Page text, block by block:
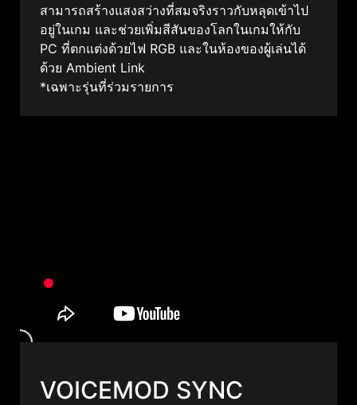
สามารถสร้างแสงสว่างที่สมจริงราวกับหลุดเข้าไป
อยู่ในเกม และช่วยเพิ่มสีสันของโลกในเกมให้กับ
PC ที่ตกแต่งด้วยไฟ RGB และในห้องของผู้เล่นได้
ด้วย Ambient Link
*เฉพาะรุ่นที่ร่วมรายการ
VOICEMOD SYNC